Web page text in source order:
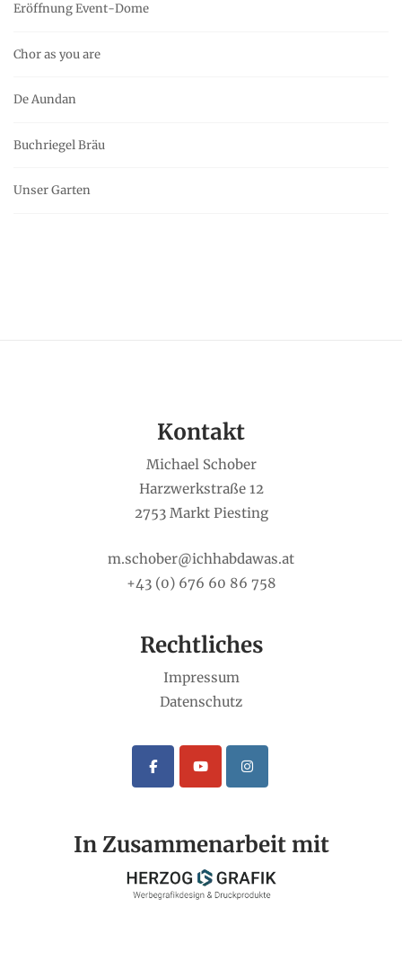
Eröffnung Event-Dome
Chor as you are
De Aundan
Buchriegel Bräu
Unser Garten
Kontakt
Michael Schober
Harzwerkstraße 12
2753 Markt Piesting
m.schober@ichhabdawas.at
+43 (0) 676 60 86 758
Rechtliches
Impressum
Datenschutz
In Zusammenarbeit mit